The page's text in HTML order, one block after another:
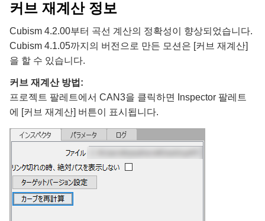
커브 재계산 정보
Cubism 4.2.00부터 곡선 계산의 정확성이 향상되었습니다.
Cubism 4.1.05까지의 버전으로 만든 모션은 [커브 재계산]
을 할 수 있습니다.
커브 재계산 방법:
프로젝트 팔레트에서 CAN3을 클릭하면 Inspector 팔레트
에 [커브 재계산] 버튼이 표시됩니다.